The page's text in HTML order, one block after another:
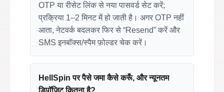
OTP या रीसेट लिंक से नया पासवर्ड सेट करें;
प्रक्रिया 1–2 मिनट में हो जाती है। अगर OTP नहीं
आता, नेटवर्क बदलकर फिर से “Resend” करें और
SMS इनबॉक्स/स्पैम फ़ोल्डर चेक करें।
HellSpin पर पैसे जमा कैसे करूँ, और न्यूनतम